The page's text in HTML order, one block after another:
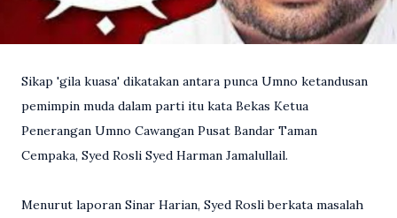
Sikap 'gila kuasa' dikatakan antara punca Umno ketandusan
pemimpin muda dalam parti itu kata Bekas Ketua
Penerangan Umno Cawangan Pusat Bandar Taman
Cempaka, Syed Rosli Syed Harman Jamalullail.
Menurut laporan Sinar Harian, Syed Rosli berkata masalah